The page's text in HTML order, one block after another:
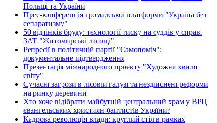
Польщі та України
Прес-конференція громадської платформи "Україна без
сепаратизму"
50 відтінків бруду: технології тиску на суддів у справі
ЗАТ "Житомирські ласощі"
Репресії в політичній партії "Самопоміч":
документальне підтвердження
Презентація міжнародного проекту "Художня хвиля
світу"
Сучасні загрози в лісовій галузі та нездійснені реформи
на ринку деревини
Хто хоче відібрати майбутній центральний храм у ВРЦ
євангельських християн-баптистів України?
Кадрова революція влади: круглий стіл в рамках